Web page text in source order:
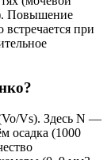
Повышение
при
Vs). Здесь N —
осадка (1000